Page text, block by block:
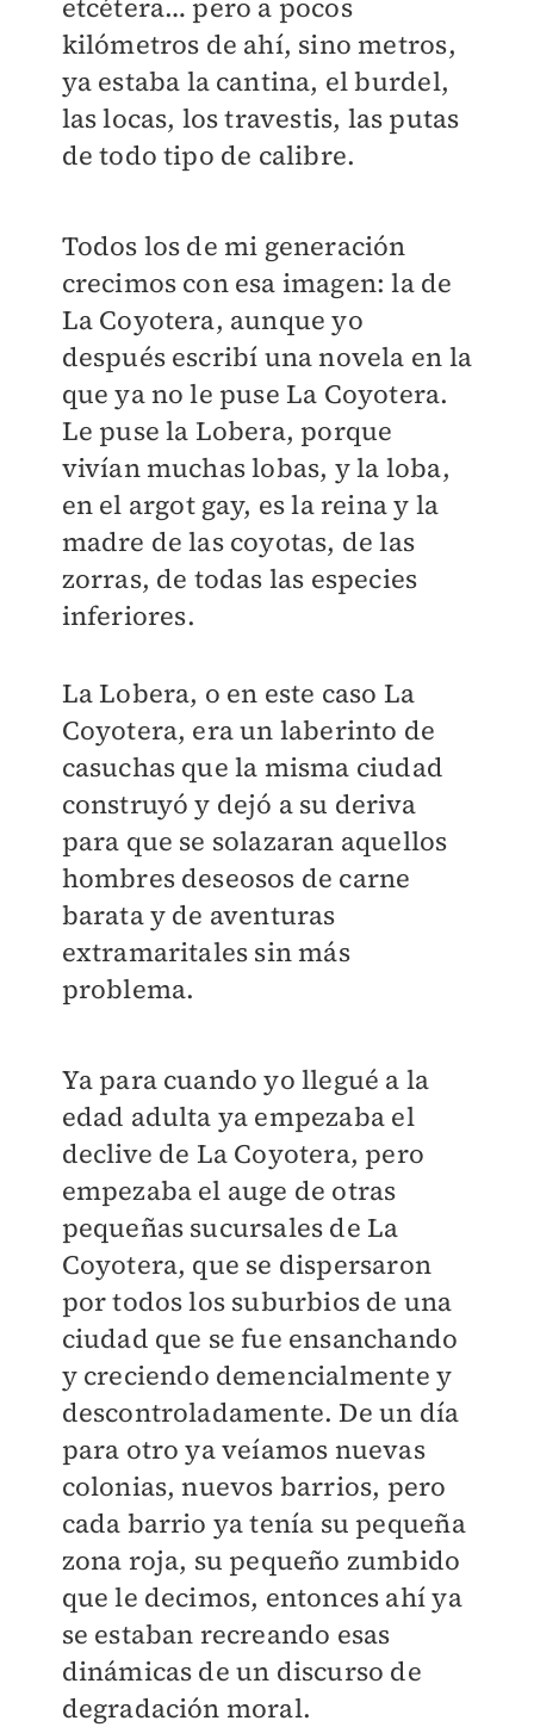
kilómetros de ahí, sino metros,
ya estaba la cantina, el burdel,
las locas, los travestis, las putas
de todo tipo de calibre.
Todos los de mi generación
crecimos con esa imagen: la de
La Coyotera, aunque yo
después escribí una novela en la
que ya no le puse La Coyotera.
Le puse la Lobera, porque
vivían muchas lobas, y la loba,
en el argot gay, es la reina y la
madre de las coyotas, de las
zorras, de todas las especies
inferiores.
La Lobera, o en este caso La
Coyotera, era un laberinto de
casuchas que la misma ciudad
construyó y dejó a su deriva
para que se solazaran aquellos
hombres deseosos de carne
barata y de aventuras
extramaritales sin más
problema.
Ya para cuando yo llegué a la
edad adulta ya empezaba el
declive de La Coyotera, pero
empezaba el auge de otras
pequeñas sucursales de La
Coyotera, que se dispersaron
por todos los suburbios de una
ciudad que se fue ensanchando
y creciendo demencialmente y
descontroladamente. De un día
para otro ya veíamos nuevas
colonias, nuevos barrios, pero
cada barrio ya tenía su pequeña
zona roja, su pequeño zumbido
que le decimos, entonces ahí ya
se estaban recreando esas
dinámicas de un discurso de
degradación moral.